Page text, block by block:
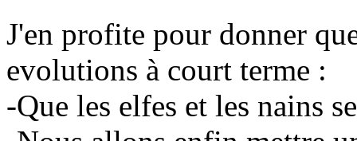
J'en profite pour donner
evolutions à court terme :
-Que les elfes et les nains